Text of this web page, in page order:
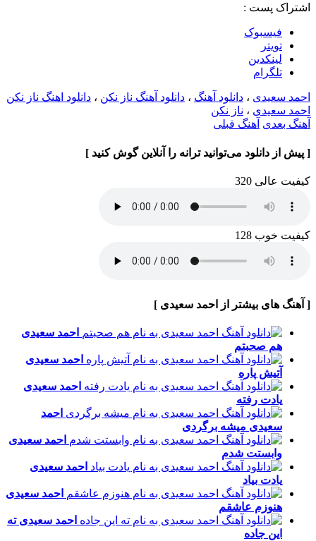
اشتراک پست :
فيسبوک
تويتر
لینکدین
تلگرام
احمد سعیدی ، دانلود آهنگ ، دانلود آهنگ ناز نکن ، دانلود اهنگ ناز نکن
احمد سعیدی ، ناز نکن
آهنگ بعدی آهنگ قبلی
[ پیش از دانلود می‌توانید ترانه را آنلاین گوش کنید ]
کیفیت عالی 320
کیفیت خوب 128
[ آهنگ های بیشتر از احمد سعیدی ]
احمد سعیدی
هم صحبتم
احمد سعیدی
آتیش پاره
احمد سعیدی
یادت رفته
احمد
سعیدی میشه برگردی
احمد سعیدی
وابستت شدم
احمد سعیدی
یادت بیاد
احمد سعیدی
هنوزم عاشقم
احمد سعیدیته
این جاده